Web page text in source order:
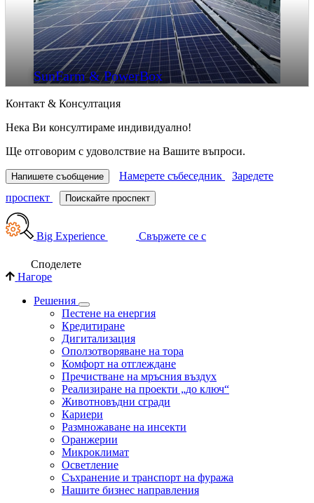
SunFarm & PowerBox
Контакт & Консултация
Нека Ви консултираме индивидуално!
Ще отговорим с удоволствие на Вашите въпроси.
Напишете съобщение Намерете събеседник
Заредете
проспект
Поискайте проспект
Big Experience Свържете се с
Споделете
Нагоре
Решения
Пестене на енергия
Кредитиране
Дигитализация
Оползотворяване на тора
Комфорт на отглеждане
Пречистване на мръсния въздух
Реализиране на проекти „до ключ“
Животновъдни сгради
Кариери
Размножаване на инсекти
Оранжерии
Микроклимат
Осветление
Съхранение и транспорт на фуража
Нашите бизнес направления